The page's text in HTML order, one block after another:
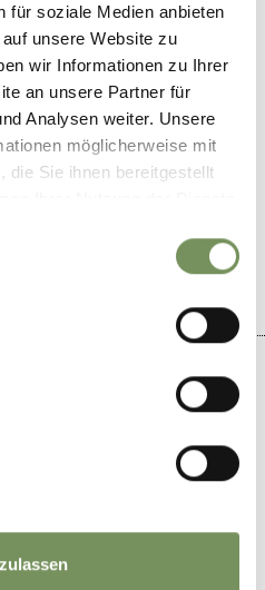
für soziale Medien anbieten
unsere Website zu
wir Informationen zu Ihrer
an unsere Partner für
Analysen weiter. Unsere
möglicherweise mit
die Sie ihnen bereitgestellt
IL ÉTÉ UTILE?